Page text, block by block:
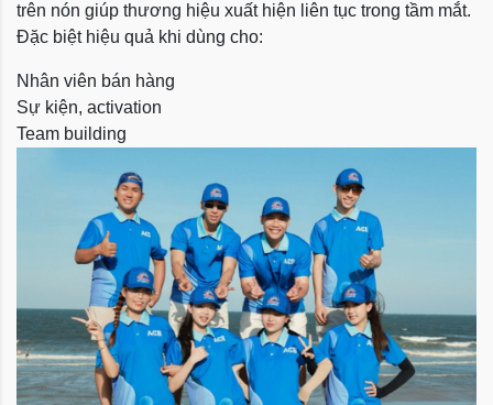
trên nón giúp thương hiệu xuất hiện liên tục trong tầm mắt.
Đặc biệt hiệu quả khi dùng cho:
Nhân viên bán hàng
Sự kiện, activation
Team building